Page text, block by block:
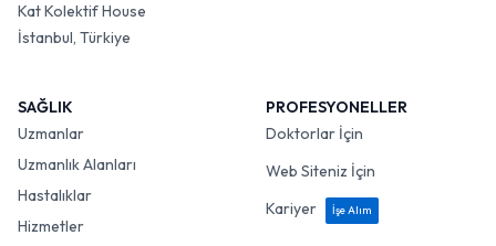
Kat Kolektif House
İstanbul, Türkiye
SAĞLIK
Uzmanlar
Uzmanlık Alanları
Hastalıklar
Hizmetler
PROFESYONELLER
Doktorlar İçin
Web Siteniz İçin
Kariyer
İşe Alım